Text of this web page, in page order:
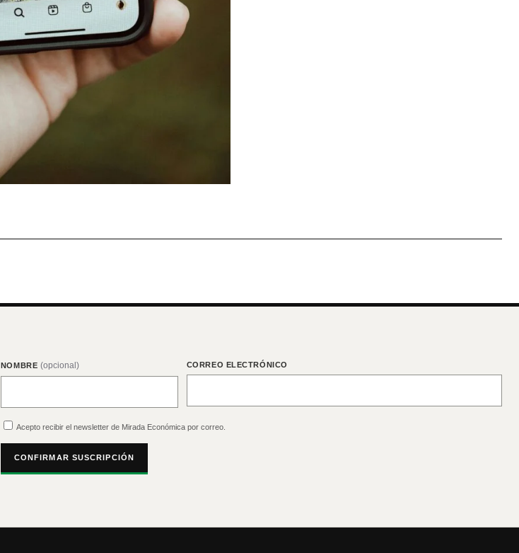
NOMBRE (opcional) CORREO ELECTRÓNICO
Acepto recibir el newsletter de Mirada Económica por correo.
CONFIRMAR SUSCRIPCIÓN